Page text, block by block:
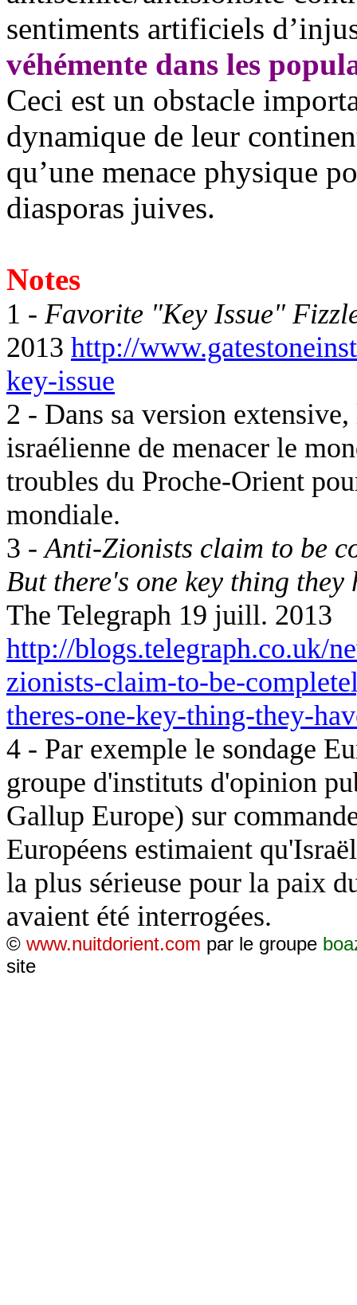
sentiments artificiels
véhémente dans les
Ceci est un obstacle
dynamique de leur
qu’une menace physique
diasporas juives.
Notes
1 -Favorite "Key Issue"
2013 http://
key-issue
2 - Dans sa version
israélienne de menacer le
troubles du Proche-Orient
mondiale.
3 -Anti-Zionists claim to be
But there's one key thing they
The Telegraph 19 juill. 2013
http://blogs.telegraph.co.uk/
zionists-claim-to-be-
theres-one-key-thing-they-
4 - Par exemple le sondage
groupe d'instituts d'opinion
Gallup Europe) sur
Européens estimaient
la plus sérieuse pour la paix
avaient été interrogées.
© www.nuitdorient.com par le groupe
site